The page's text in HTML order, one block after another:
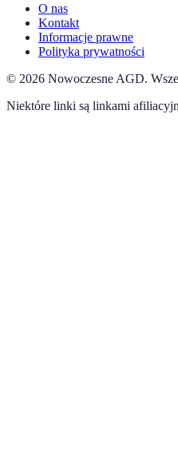
O nas
Kontakt
Informacje prawne
Polityka prywatności
© 2026 Nowoczesne AGD.
Niektóre linki są linkami